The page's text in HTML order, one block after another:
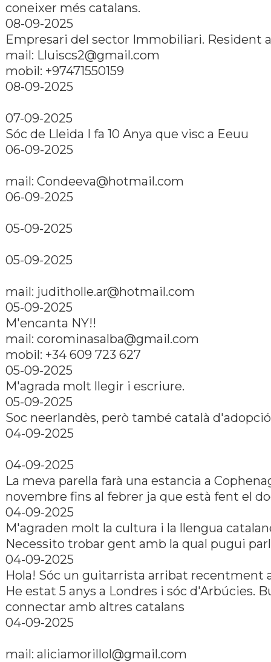
coneixer més catalans.
08-09-2025
Empresari del sector Immobiliari. Resident
mail: Lluiscs2@gmail.com
mobil: +97471550159
08-09-2025
07-09-2025
Sóc de Lleida I fa 10 Anya que visc a Eeuu
06-09-2025
mail: Condeeva@hotmail.com
06-09-2025
05-09-2025
05-09-2025
mail: juditholle.ar@hotmail.com
05-09-2025
M'encanta NY!!
mail: corominasalba@gmail.com
mobil: +34 609 723 627
05-09-2025
M'agrada molt llegir i escriure.
05-09-2025
Soc neerlandès, però també català
04-09-2025
04-09-2025
La meva parella farà una estancia a
novembre fins al febrer ja que està fent el
04-09-2025
M'agraden molt la cultura i la llengua
Necessito trobar gent amb la qual pugui
04-09-2025
Hola! Sóc un guitarrista arribat recentment
He estat 5 anys a Londres i sóc d'Arbúcies.
connectar amb altres catalans
04-09-2025
mail: aliciamorillol@gmail.com